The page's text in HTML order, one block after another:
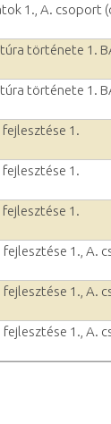
1., A. csoport
története 1.
története 1.
1.
1.
1.
1., A.
1., A.
1., A.